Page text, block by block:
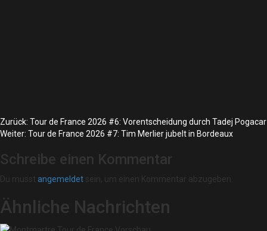
Zurück: Tour de France 2026 #6: Vorentscheidung durch Tadej Pogacar
Weiter: Tour de France 2026 #7: Tim Merlier jubelt in Bordeaux
Schreibe einen Kommentar
Du musst angemeldet sein, um einen Kommentar abzugeben.
Ähnliche Nachrichten